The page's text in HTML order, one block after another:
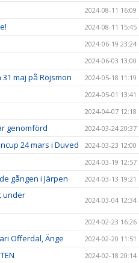
2024-08-11 16:09
2024-08-11 15:45
2024-06-19 23:24
2024-06-03 13:00
maj på Röjsmon 2024-05-18 11:19
2024-05-01 13:41
2024-04-07 12:18
genomförd 2024-03-24 20:37
24 mars i Duved 2024-03-23 12:00
2024-03-19 12:57
gången i Järpen 2024-03-13 19:21
under
2024-03-04 12:34
2024-02-23 16:26
Offerdal, Änge 2024-02-20 11:51
2024-02-18 20:14